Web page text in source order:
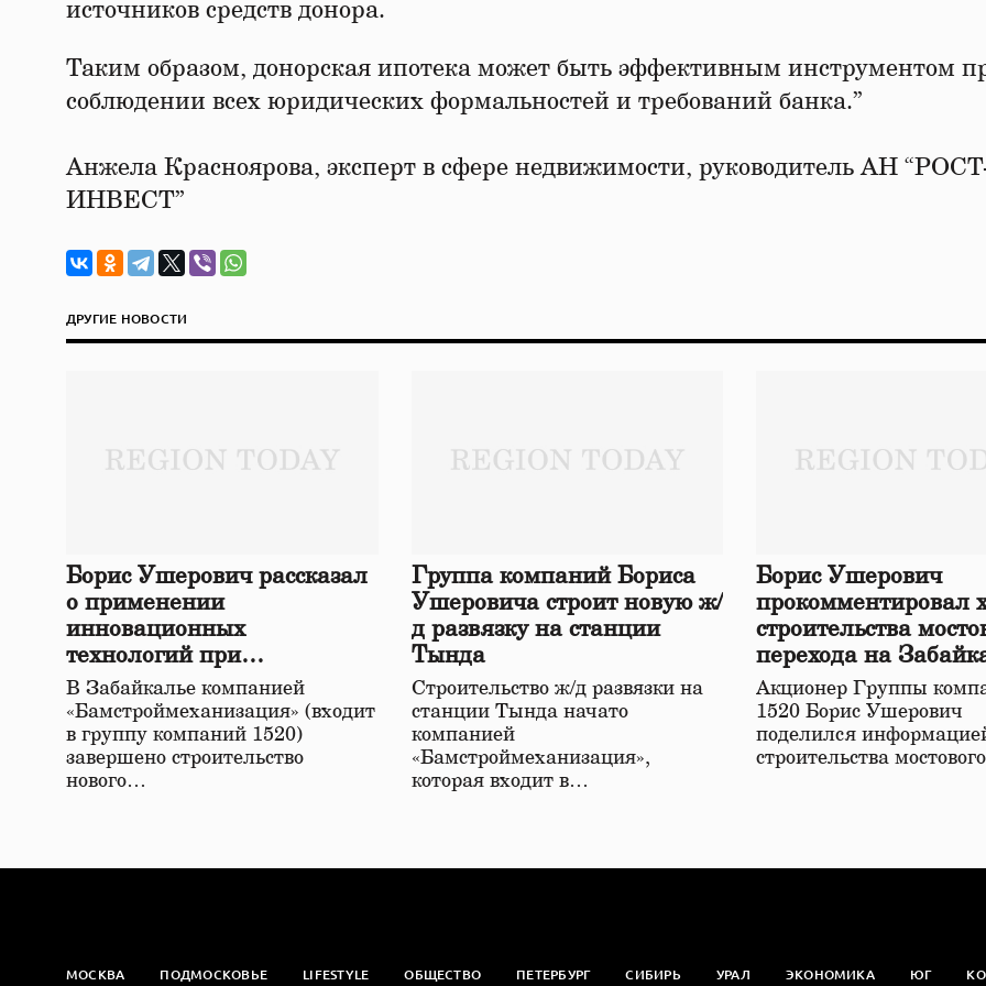
источников средств донора.
Таким образом, донорская ипотека может быть эффективным инструментом
соблюдении всех юридических формальностей и требований банка.”
Анжела Красноярова, эксперт в сфере недвижимости, руководитель АН
ИНВЕСТ”
ДРУГИЕ НОВОСТИ
Борис Ушерович рассказал
о применении
инновационных
технологий при
строительстве нового моста
в Забайкалье
В Забайкалье компанией
«Бамстроймеханизация» (входит
в группу компаний 1520)
завершено строительство
нового…
Группа компаний Бориса
Ушеровича строит новую ж/
д развязку на станции
Тында
Строительство ж/д развязки на
станции Тында начато
компанией
«Бамстроймеханизация»,
которая входит в…
Борис Ушерович
прокомментировал
строительства
перехода на
железной дороге
Акционер Группы
1520 Борис Ушерович
поделился
строительства
МОСКВА ПОДМОСКОВЬЕ LIFESTYLE ОБЩЕСТВО ПЕТЕРБУРГ СИБИРЬ УРАЛ ЭКОНОМИКА ЮГ